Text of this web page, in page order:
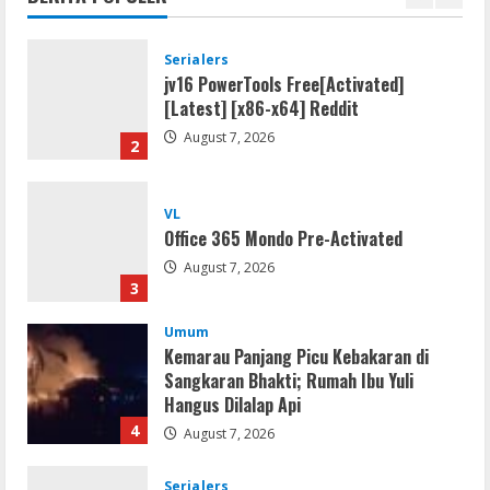
2
Serialers
jv16 PowerTools Free[Activated]
[Latest] [x86-x64] Reddit
August 7, 2026
3
VL
Office 365 Mondo Pre-Activated
August 7, 2026
4
Umum
Kemarau Panjang Picu Kebakaran di
Sangkaran Bhakti; Rumah Ibu Yuli
Hangus Dilalap Api
August 7, 2026
Serialers